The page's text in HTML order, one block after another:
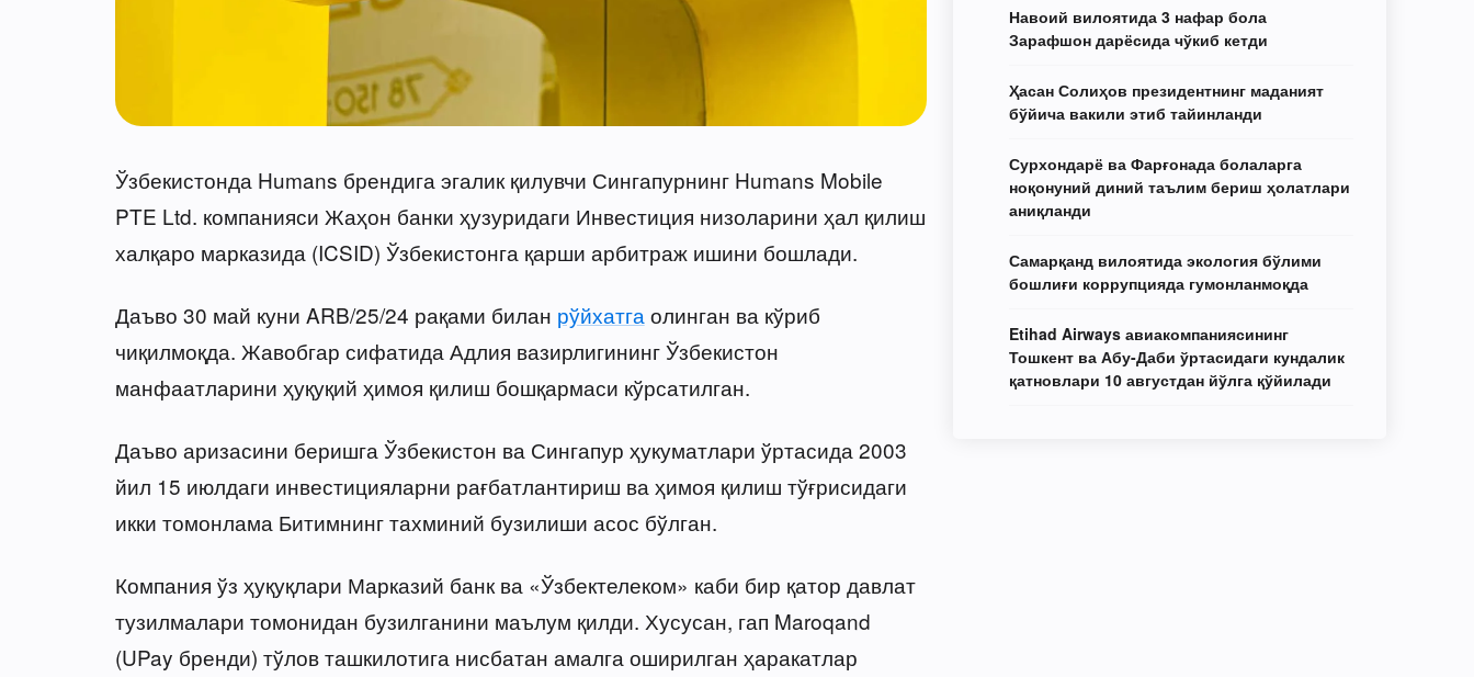
Ўзбекистонда Humans брендига эгалик қилувчи Сингапурнинг Humans Mobile
PTE Ltd. компанияси Жаҳон банки ҳузуридаги Инвестиция низоларини ҳал қилиш
халқаро марказида (ICSID) Ўзбекистонга қарши арбитраж ишини бошлади.
Даъво 30 май куни ARB/25/24 рақами билан рўйхатга олинган ва кўриб
чиқилмоқда. Жавобгар сифатида Адлия вазирлигининг Ўзбекистон
манфаатларини ҳуқуқий ҳимоя қилиш бошқармаси кўрсатилган.
Даъво аризасини беришга Ўзбекистон ва Сингапур ҳукуматлари ўртасида 2003
йил 15 июлдаги инвестицияларни рағбатлантириш ва ҳимоя қилиш тўғрисидаги
икки томонлама Битимнинг тахминий бузилиши асос бўлган.
Компания ўз ҳуқуқлари Марказий банк ва «Ўзбектелеком» каби бир қатор давлат
тузилмалари томонидан бузилганини маълум қилди. Хусусан, гап Maroqand
(UPay бренди) тўлов ташкилотига нисбатан амалга оширилган ҳаракатлар
Навоий вилоятида 3 нафар бола
Зарафшон дарёсида чўкиб кетди
Ҳасан Солиҳов президентнинг маданият
бўйича вакили этиб тайинланди
Сурхондарё ва Фарғонада болаларга
ноқонуний диний таълим бериш ҳолатлари
аниқланди
Самарқанд вилоятида экология бўлими
бошлиғи коррупцияда гумонланмоқда
Etihad Airways авиакомпаниясининг
Тошкент ва Абу-Даби ўртасидаги кундалик
қатновлари 10 августдан йўлга қўйилади